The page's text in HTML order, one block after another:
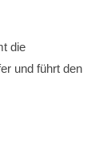
die
und führt den